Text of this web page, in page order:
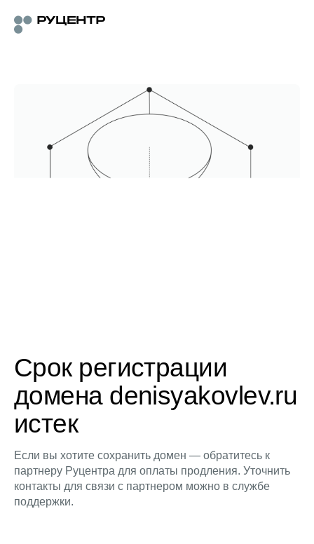
Срок регистрации
домена denisyakovlev.ru
истек
Если вы хотите сохранить домен — обратитесь к
партнеру Руцентра для оплаты продления. Уточнить
контакты для связи с партнером можно в службе
поддержки.